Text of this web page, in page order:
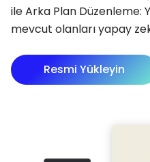
ile Arka Plan Düzenleme:
mevcut olanları yapay
Resmi Yükleyin